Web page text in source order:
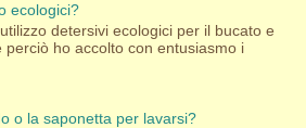
ecologici?
detersivi ecologici per il bucato e
perciò ho accolto con entusiasmo i
o la saponetta per lavarsi?